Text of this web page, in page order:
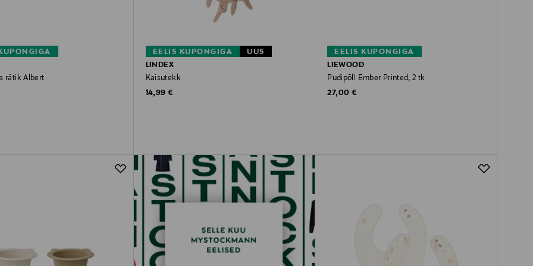
rätik Albert
EELIS KUPONGIGA
UUS
LINDEX
Kaisutekk
Original Price
14,99 €
EELIS KUPONGIGA
LIEWOOD
Pudipõll Ember Printed, 2 tk
Original Price
27,00 €